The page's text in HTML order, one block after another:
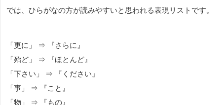
では、ひらがなの方が読みやすいと思われる表現リストです。
「更に」 ⇒ 『さらに』
「殆ど」 ⇒ 『ほとんど』
「下さい」 ⇒ 『ください』
「事」 ⇒ 『こと』
「物」 ⇒ 『もの』